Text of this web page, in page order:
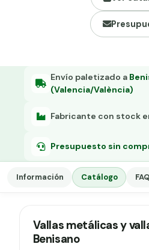
Grapa malla H.
Grapadora
Tensor galvanizado
Envío paletizado a
(Valencia/València)
Fabricante con stock
Presupuesto sin
Información Catálogo FAQ
Vallas metálicas y
Benisano